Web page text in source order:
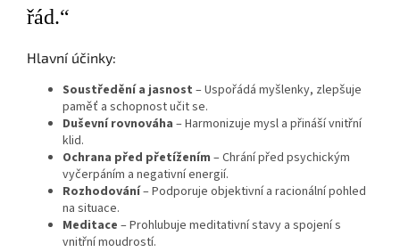
řád.“
Hlavní účinky:
Soustředění a jasnost – Uspořádá myšlenky, zlepšuje
paměť a schopnost učit se.
Duševní rovnováha – Harmonizuje mysl a přináší vnitřní
klid.
Ochrana před přetížením – Chrání před psychickým
vyčerpáním a negativní energií.
Rozhodování– Podporuje objektivní a racionální pohled
na situace.
Meditace – Prohlubuje meditativní stavy a spojení s
vnitřní moudrostí.